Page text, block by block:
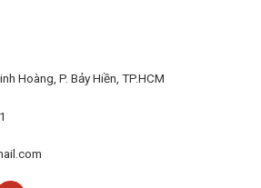
Hoàng, P. Bảy Hiền, TP.HCM